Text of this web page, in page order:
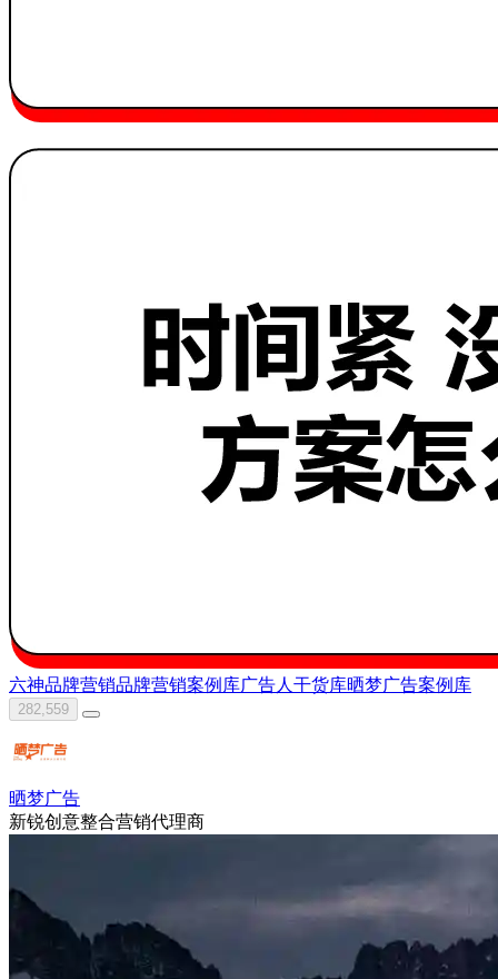
六神品牌营销品牌营销案例库广告人干货库晒梦广告案例库
282,559
晒梦广告
新锐创意整合营销代理商